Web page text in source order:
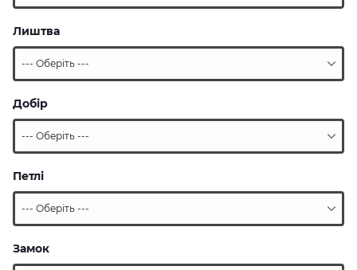
Лиштва
Добір
Петлі
Замок